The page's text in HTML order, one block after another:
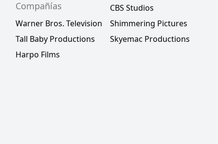
Compañías
CBS Studios
Warner Bros. Television
Shimmering Pictures
Tall Baby Productions
Skyemac Productions
Harpo Films